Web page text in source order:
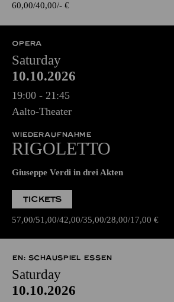
60,00 40,00 - €
OPERA
Saturday
10.10.2026
19:00 - 21:45
Aalto-Theater
WIEDERAUFNAHME
RIGOLETTO
Giuseppe Verdi in drei Akten
TICKETS
57,00 51,00 42,00 35,00 28,00 17,00 €
EN: SCHAUSPIEL ESSEN
Saturday
10.10.2026